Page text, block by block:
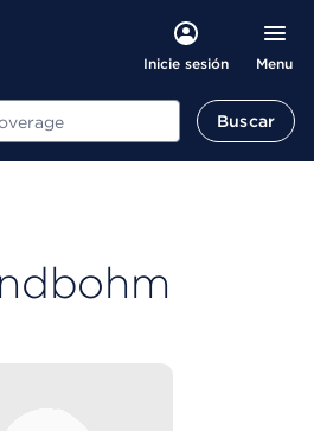
Inicie sesión Menu
Buscar